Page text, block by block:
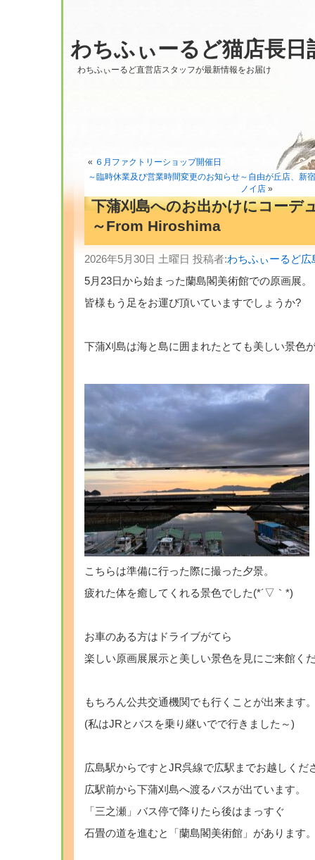
わちふぃーるど猫店長日
わちふぃーるど直営店スタッフが最新情報をお届け
« ６月ファクトリーショップ開催日
～臨時休業及び営業時間変更のお知らせ～自由が丘店、新
ノイ店 »
下蒲刈島へのお出かけにコーデ
～From Hiroshima
2026年5月30日 土曜日 投稿者:わちふぃーるど
5月23日から始まった蘭島閣美術館での原画展。
皆様もう足をお運び頂いていますでしょうか?
下蒲刈島は海と島に囲まれたとても美しい景色
こちらは準備に行った際に撮った夕景。
疲れた体を癒してくれる景色でした(*´▽｀*)
お車のある方はドライブがてら
楽しい原画展展示と美しい景色を見にご来館く
もちろん公共交通機関でも行くことが出来ます
(私はJRとバスを乗り継いでで行きました～)
広島駅からですとJR呉線で広駅までお越しくだ
広駅前から下蒲刈島へ渡るバスが出ています。
「三之瀬」バス停で降りたら後はまっすぐ
石畳の道を進むと「蘭島閣美術館」があります